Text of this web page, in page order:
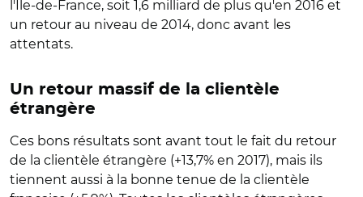
l'Ile-de-France, soit 1,6 milliard de plus qu'en 2016 et
un retour au niveau de 2014, donc avant les
attentats.
Un retour massif de la clientèle
étrangère
Ces bons résultats sont avant tout le fait du retour
de la clientèle étrangère (+13,7% en 2017), mais ils
tiennent aussi à la bonne tenue de la clientèle